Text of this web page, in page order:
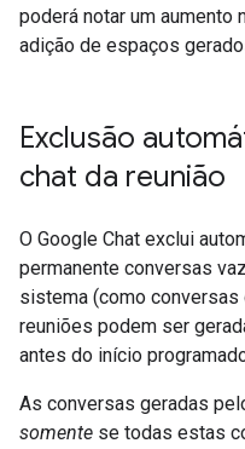
poderá notar um aumento
adição de espaços
Exclusão
chat da reunião
O Google Chat exclui
permanente conversas
sistema (como
reuniões podem ser
antes do início
As conversas geradas
somente se todas estas